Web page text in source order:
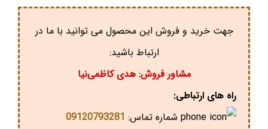
جهت خرید و فروش این محصول می توانید با ما در
ارتباط باشید:
مشاور فروش: هدی کاظمی‌نیا
راه های ارتباطی:
شماره تماس: 09120793281